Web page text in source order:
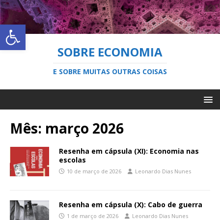
Abrir a barra de ferramentas
SOBRE ECONOMIA
E SOBRE MUITAS OUTRAS COISAS
Mês: março 2026
Resenha em cápsula (XI): Economia nas
escolas
10 de março de 2026 Leonardo Dias Nunes
Resenha em cápsula (X): Cabo de guerra
1 de março de 2026 Leonardo Dias Nunes